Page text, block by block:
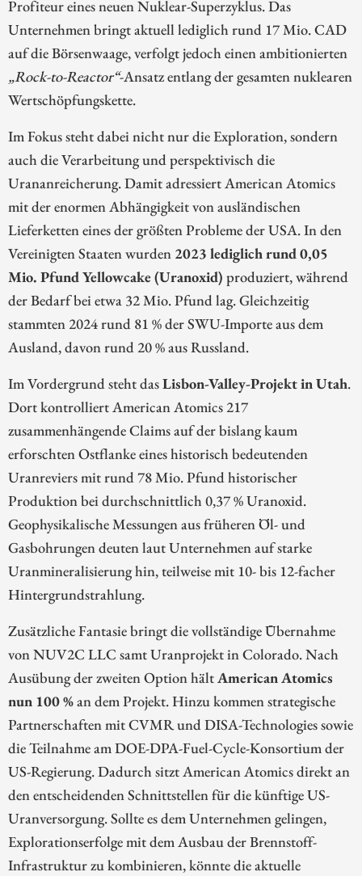
Profiteur eines neuen Nuklear-Superzyklus. Das
Unternehmen bringt aktuell lediglich rund 17 Mio. CAD
auf die Börsenwaage, verfolgt jedoch einen ambitionierten
„Rock-to-Reactor“-Ansatz entlang der gesamten nuklearen
Wertschöpfungskette.
Im Fokus steht dabei nicht nur die Exploration, sondern
auch die Verarbeitung und perspektivisch die
Urananreicherung. Damit adressiert American Atomics
mit der enormen Abhängigkeit von ausländischen
Lieferketten eines der größten Probleme der USA. In den
Vereinigten Staaten wurden 2023 lediglich rund 0,05
Mio. Pfund Yellowcake (Uranoxid) produziert, während
der Bedarf bei etwa 32 Mio. Pfund lag. Gleichzeitig
stammten 2024 rund 81 % der SWU-Importe aus dem
Ausland, davon rund 20 % aus Russland.
Im Vordergrund steht dasLisbon-Valley-Projekt in Utah.
Dort kontrolliert American Atomics 217
zusammenhängende Claims auf der bislang kaum
erforschten Ostflanke eines historisch bedeutenden
Uranreviers mit rund 78 Mio. Pfund historischer
Produktion bei durchschnittlich 0,37 % Uranoxid.
Geophysikalische Messungen aus früheren Öl- und
Gasbohrungen deuten laut Unternehmen auf starke
Uranmineralisierung hin, teilweise mit 10- bis 12-facher
Hintergrundstrahlung.
Zusätzliche Fantasie bringt die vollständige Übernahme
von NUV2C LLC samt Uranprojekt in Colorado. Nach
Ausübung der zweiten Option hältAmerican Atomics
nun 100 %an dem Projekt. Hinzu kommen strategische
Partnerschaften mit CVMR und DISA-Technologies sowie
die Teilnahme am DOE-DPA-Fuel-Cycle-Konsortium der
US-Regierung. Dadurch sitzt American Atomics direkt an
den entscheidenden Schnittstellen für die künftige US-
Uranversorgung. Sollte es dem Unternehmen gelingen,
Explorationserfolge mit dem Ausbau der Brennstoff-
Infrastruktur zu kombinieren, könnte die aktuelle